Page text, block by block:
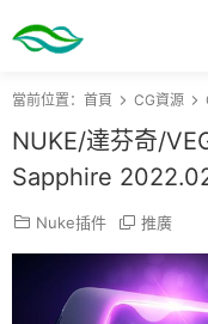
當前位置： 首頁 CG資源
NUKE/達芬奇/
Sapphire
Nuke插件 推廣